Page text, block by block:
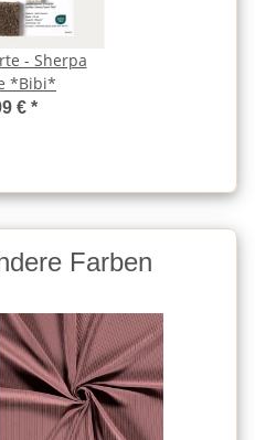
- Sherpa
*Bibi*
€ *
Farben